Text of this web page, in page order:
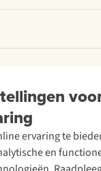
ervaring te
en
nieuwsbrief